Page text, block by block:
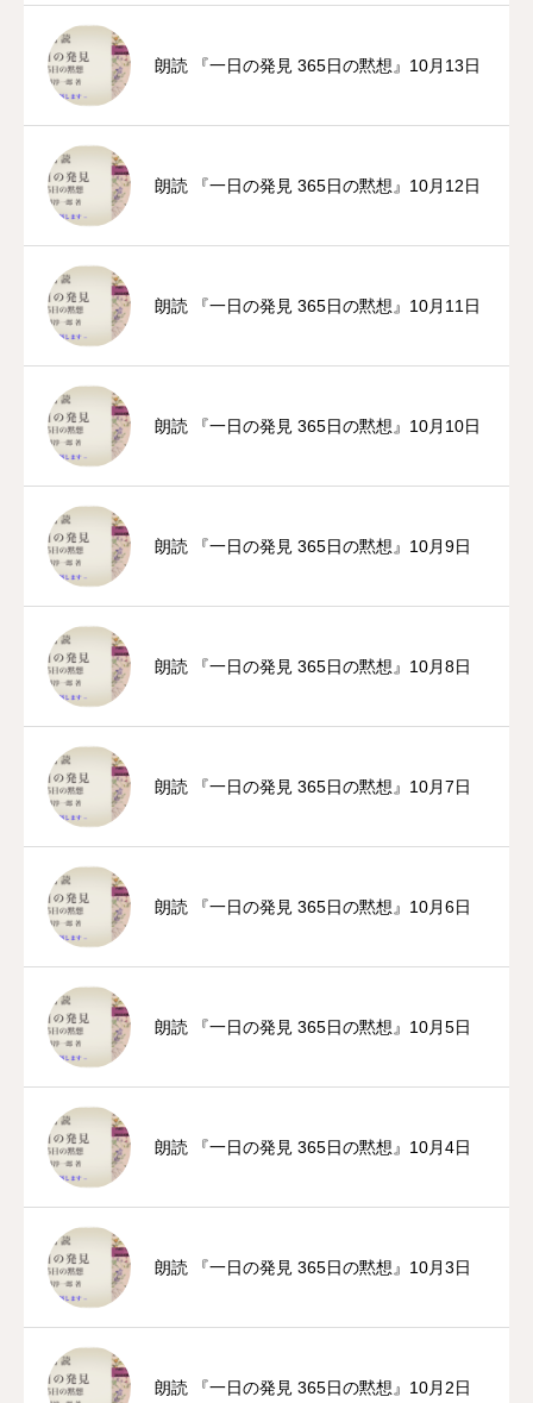
朗読 『一日の発見 365日の黙想』10月13日
朗読 『一日の発見 365日の黙想』10月12日
朗読 『一日の発見 365日の黙想』10月11日
朗読 『一日の発見 365日の黙想』10月10日
朗読 『一日の発見 365日の黙想』10月9日
朗読 『一日の発見 365日の黙想』10月8日
朗読 『一日の発見 365日の黙想』10月7日
朗読 『一日の発見 365日の黙想』10月6日
朗読 『一日の発見 365日の黙想』10月5日
朗読 『一日の発見 365日の黙想』10月4日
朗読 『一日の発見 365日の黙想』10月3日
朗読 『一日の発見 365日の黙想』10月2日